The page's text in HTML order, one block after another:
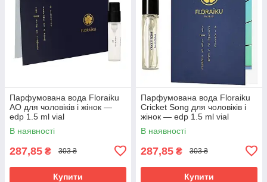
Парфумована вода Floraiku
AO для чоловіків і жінок —
edp 1.5 ml vial
В наявності
287,85 ₴ 303 ₴
Купити
Парфумована вода Floraiku
Cricket Song для чоловіків і
жінок — edp 1.5 ml vial
В наявності
287,85 ₴ 303 ₴
Купити